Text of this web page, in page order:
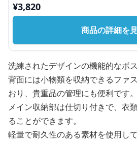
¥3,820
商品の詳細を
洗練されたデザインの機能的なボ
背面には小物類を収納できるファ
おり、貴重品の管理にも便利です。
メイン収納部は仕切り付きで、衣
ることができます。
軽量で耐久性のある素材を使用し